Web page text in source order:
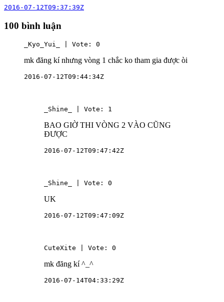
2016-07-12T09:37:39Z
100 bình luận
_Kyo_Yui_ | Vote: 0
mk đăng kí nhưng vòng 1 chắc ko tham gia được òi
2016-07-12T09:44:34Z
_Shine_ | Vote: 1
BAO GIỜ THI VÒNG 2 VÀO CŨNG
ĐƯỢC
2016-07-12T09:47:42Z
_Shine_ | Vote: 0
UK
2016-07-12T09:47:09Z
CuteXite | Vote: 0
mk đăng kí ^_^
2016-07-14T04:33:29Z